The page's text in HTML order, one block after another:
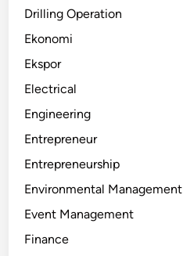
Drilling Operation
Ekonomi
Ekspor
Electrical
Engineering
Entrepreneur
Entrepreneurship
Environmental Management
Event Management
Finance